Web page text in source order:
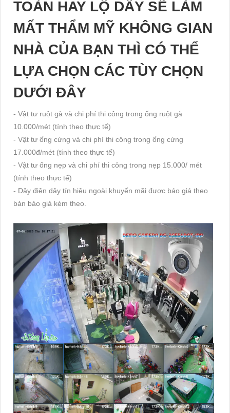
TOÀN HAY LỘ DÂY SẼ LÀM
MẤT THẨM MỸ KHÔNG GIAN
NHÀ CỦA BẠN THÌ CÓ THỂ
LỰA CHỌN CÁC TÙY CHỌN
DƯỚI ĐÂY
- Vật tư ruột gà và chi phí thi công trong ống ruột gà
10.000/mét (tính theo thực tế)
- Vật tư ống cứng và chi phí thi công trong ống cứng
17.000đ/mét (tính theo thực tế)
- Vật tư ống nẹp và chi phí thi công trong nẹp 15.000/ mét
(tính theo thực tế)
- Dây điện dây tín hiệu ngoài khuyến mãi được báo giá theo
bản báo giá kèm theo.